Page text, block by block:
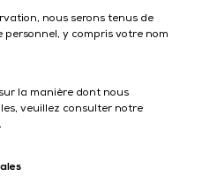
nous serons tenus de
y compris votre nom
la manière dont nous
veuillez consulter notre